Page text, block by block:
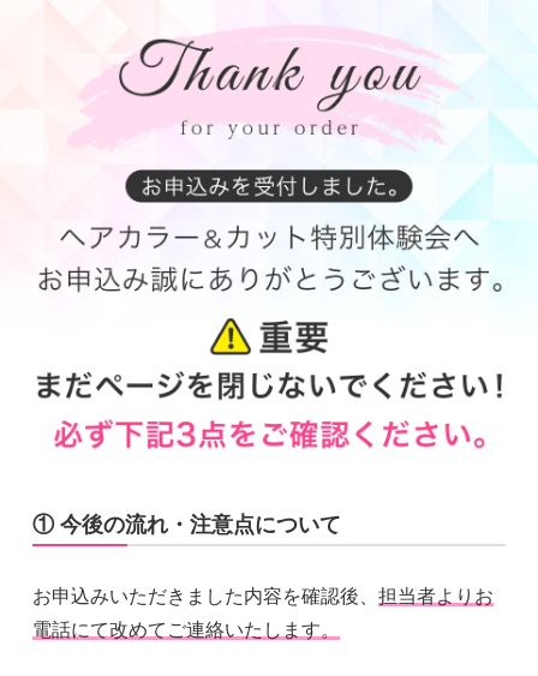
① 今後の流れ・注意点について
お申込みいただきました内容を確認後、 担当者よりお
電話にて改めてご連絡いたします。